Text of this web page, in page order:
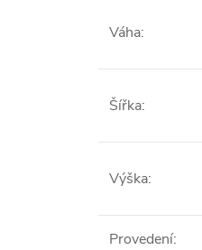
Váha:
Šířka:
Výška:
Provedení: